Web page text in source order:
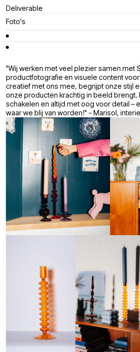
Deliverable
Foto's
"Wij werken met veel plezier samen met
productfotografie en visuele content
creatief met ons mee, begrijpt onze stijl
onze producten krachtig in beeld brengt.
schakelen en altijd met oog voor detail –
waar we blij van worden!" - Marisol,